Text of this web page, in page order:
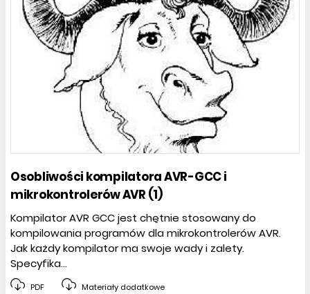
Osobliwości kompilatora AVR-GCC i
mikrokontrolerów AVR (1)
Kompilator AVR GCC jest chętnie stosowany do
kompilowania programów dla mikrokontrolerów AVR.
Jak każdy kompilator ma swoje wady i zalety.
Specyfika...
PDF Materiały dodatkowe